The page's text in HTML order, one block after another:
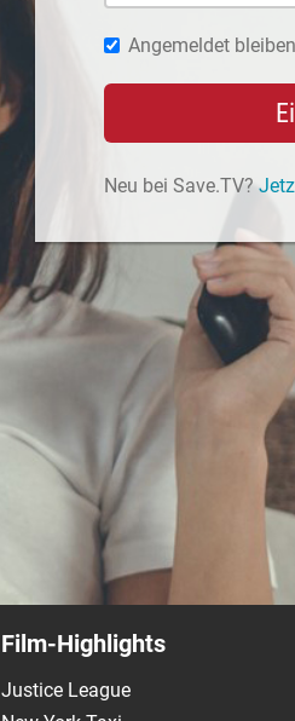
Angemeldet bleiben
Neu bei Save.TV?
Film-Highlights
Justice League